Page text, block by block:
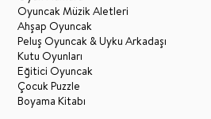
Oyuncak Müzik Aletleri
Ahşap Oyuncak
Peluş Oyuncak & Uyku Arkadaşı
Kutu Oyunları
Eğitici Oyuncak
Çocuk Puzzle
Boyama Kitabı